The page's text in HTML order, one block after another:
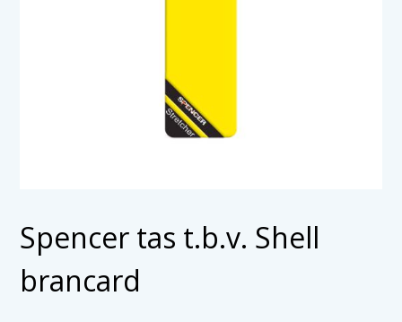
Spencer tas t.b.v. Shell
brancard